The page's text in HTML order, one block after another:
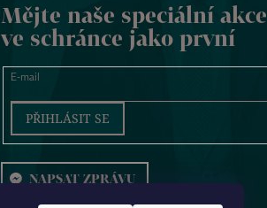
Mějte naše speciální akce
ve schránce jako první
E-mail
PŘIHLÁSIT SE
NAPSAT ZPRÁVU